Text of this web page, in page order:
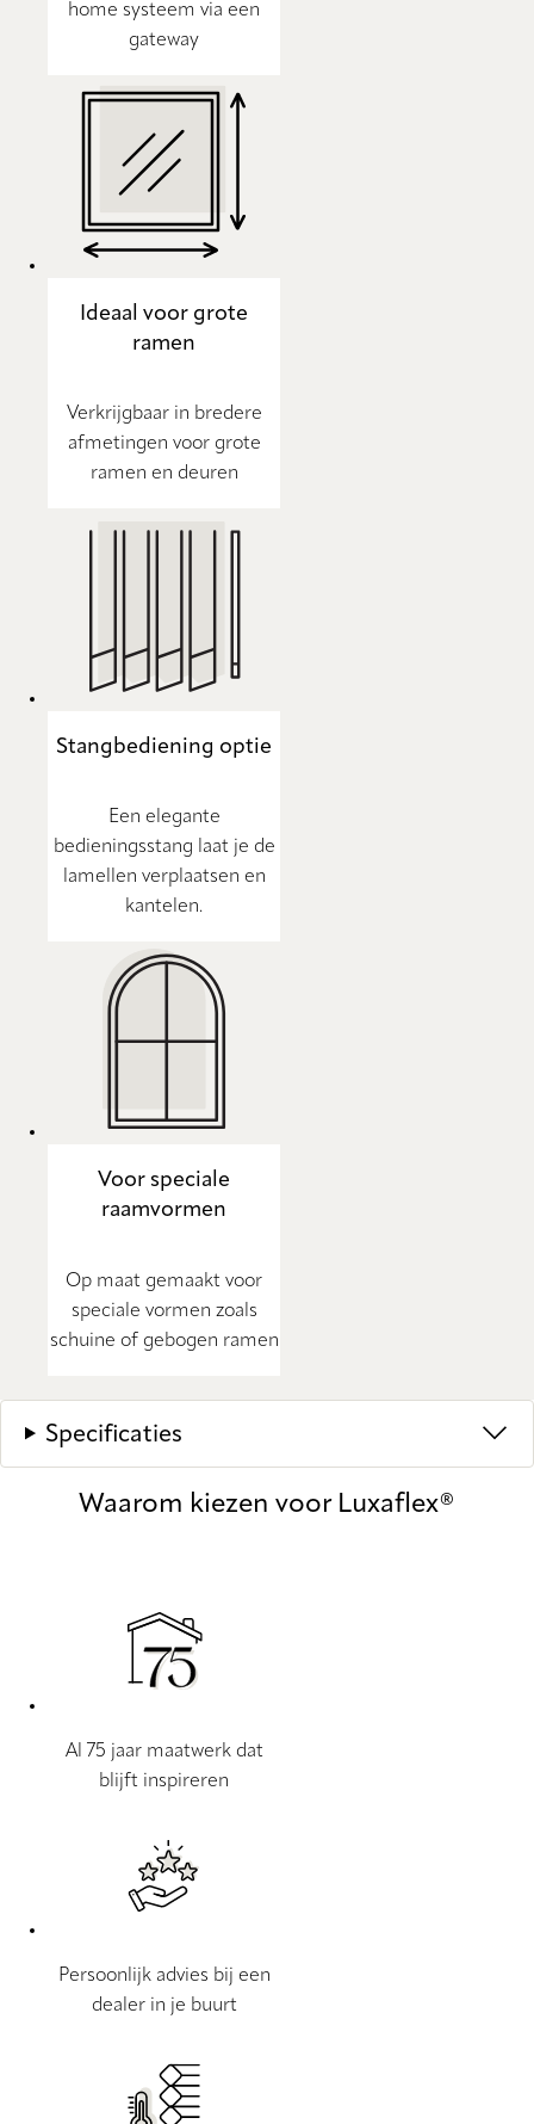
home systeem via een
gateway
Ideaal voor grote
ramen
Verkrijgbaar in bredere
afmetingen voor grote
ramen en deuren
Stangbediening optie
Een elegante
bedieningsstang laat je de
lamellen verplaatsen en
kantelen.
Voor speciale
raamvormen
Op maat gemaakt voor
speciale vormen zoals
schuine of gebogen ramen
Specificaties
Waarom kiezen voor Luxaflex®
Al 75 jaar maatwerk dat
blijft inspireren
Persoonlijk advies bij een
dealer in je buurt